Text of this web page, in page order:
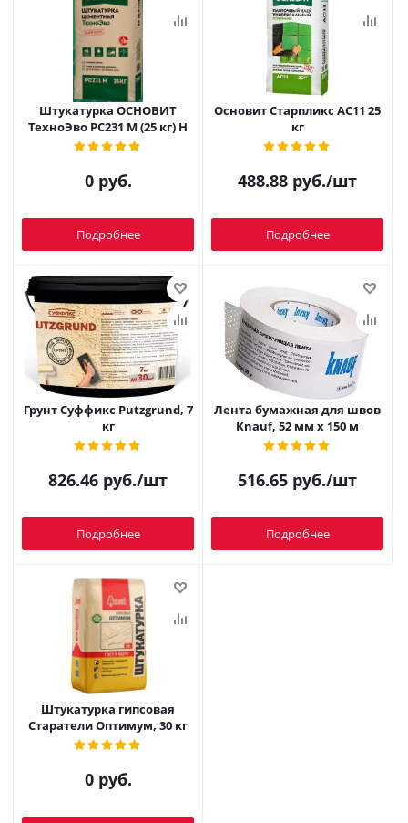
Штукатурка ОСНОВИТ
ТехноЭво PC231 M (25 кг) Н
0 руб.
Подробнее
Основит Старпликс AC11 25
кг
488.88 руб./шт
Подробнее
Грунт Суффикс Putzgrund, 7
кг
826.46 руб./шт
Подробнее
Лента бумажная для швов
Knauf, 52 мм х 150 м
516.65 руб./шт
Подробнее
Штукатурка гипсовая
Старатели Оптимум, 30 кг
0 руб.